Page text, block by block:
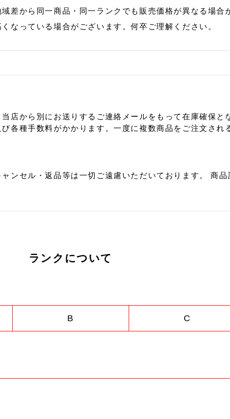
差から同一商品・同一ランクでも販売価格が異なる場合
なっている場合がございます。何卒ご理解ください。
店から別にお送りするご連絡メールをもって在庫確保と
各種手数料がかかります。一度に複数商品をご注文され
ンセル・返品等は一切ご遠慮いただいております。 商品
ランクについて
B C